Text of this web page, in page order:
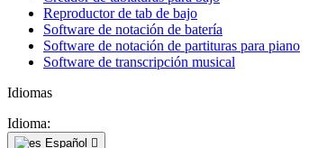
Reproductor de tab de bajo
Software de notación de batería
Software de notación de partituras para piano
Software de transcripción musical
Idiomas
Idioma:
Español 